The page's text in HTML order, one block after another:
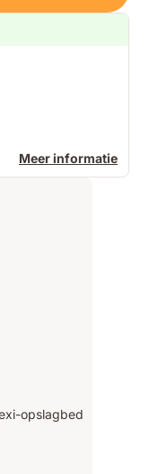
Meer informatie
opslagbed